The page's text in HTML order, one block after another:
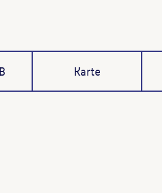
Karte